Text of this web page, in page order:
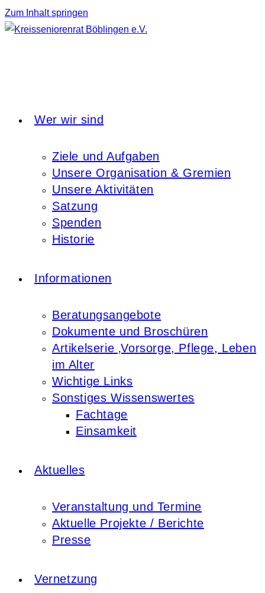
Zum Inhalt springen
Wer wir sind
Ziele und Aufgaben
Unsere Organisation & Gremien
Unsere Aktivitäten
Satzung
Spenden
Historie
Informationen
Beratungsangebote
Dokumente und Broschüren
Artikelserie ‚Vorsorge, Pflege, Leben
im Alter
Wichtige Links
Sonstiges Wissenswertes
Fachtage
Einsamkeit
Aktuelles
Veranstaltung und Termine
Aktuelle Projekte / Berichte
Presse
Vernetzung